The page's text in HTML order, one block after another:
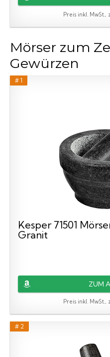
Preis inkl. MwSt.,
Mörser zum
Gewürzen
# 1
Kesper 71501
Granit
ZUM
Preis inkl. MwSt.,
# 2